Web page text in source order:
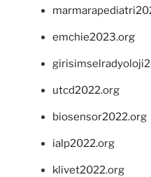
emchie2023.org
utcd2022.org
biosensor2022.org
ialp2022.org
klivet2022.org